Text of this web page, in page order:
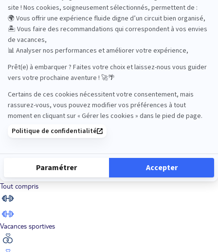
Road Trips
Safari
Sénior
Tout compris
Vacances sportives